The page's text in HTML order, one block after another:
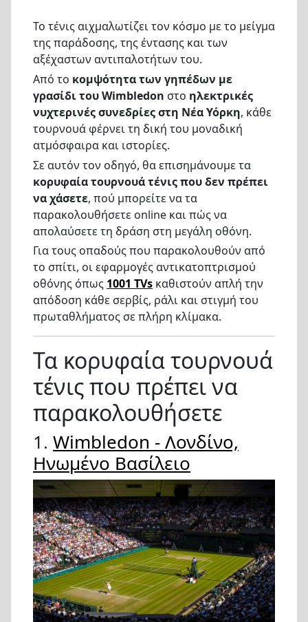
Το τένις αιχμαλωτίζει τον κόσμο με το μείγμα
της παράδοσης, της έντασης και των
αξέχαστων αντιπαλοτήτων του.
Από το κομψότητα των γηπέδων με
γρασίδι του Wimbledon στο ηλεκτρικές
νυχτερινές συνεδρίες στη Νέα Υόρκη, κάθε
τουρνουά φέρνει τη δική του μοναδική
ατμόσφαιρα και ιστορίες.
Σε αυτόν τον οδηγό, θα επισημάνουμε τα
κορυφαία τουρνουά τένις που δεν πρέπει
να χάσετε, πού μπορείτε να τα
παρακολουθήσετε online και πώς να
απολαύσετε τη δράση στη μεγάλη οθόνη.
Για τους οπαδούς που παρακολουθούν από
το σπίτι, οι εφαρμογές αντικατοπτρισμού
οθόνης όπως 1001 TVs καθιστούν απλή την
απόδοση κάθε σερβίς, ράλι και στιγμή του
πρωταθλήματος σε πλήρη κλίμακα.
Τα κορυφαία τουρνουά
τένις που πρέπει να
παρακολουθήσετε
1. Wimbledon - Λονδίνο,
Ηνωμένο Βασίλειο